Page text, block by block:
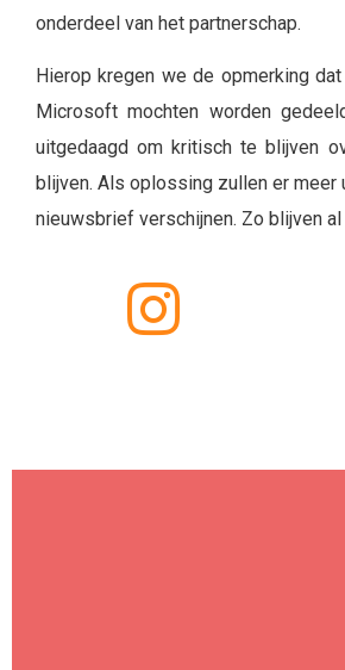
onderdeel van het partnerschap.
Hierop kregen we de opmerking
Microsoft mochten worden
uitgedaagd om kritisch te blijven
blijven. Als oplossing zullen er
nieuwsbrief verschijnen. Zo blijven